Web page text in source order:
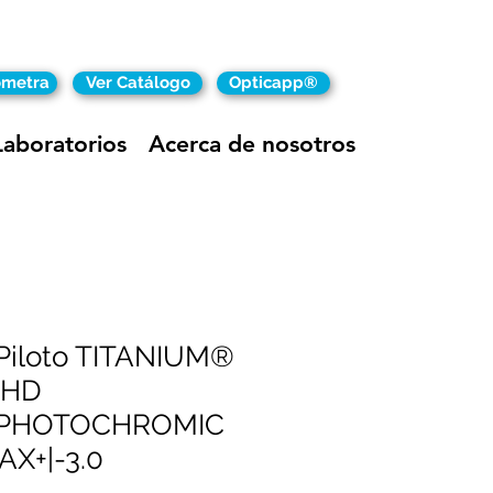
Ver Catálogo
Acerca de nosotros
Opticapp®
TITANIUM®
3.0